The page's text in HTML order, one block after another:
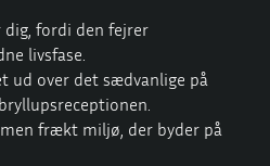
fordi den fejrer
livsfase.
ud over det sædvanlige på
frækt miljø, der byder på